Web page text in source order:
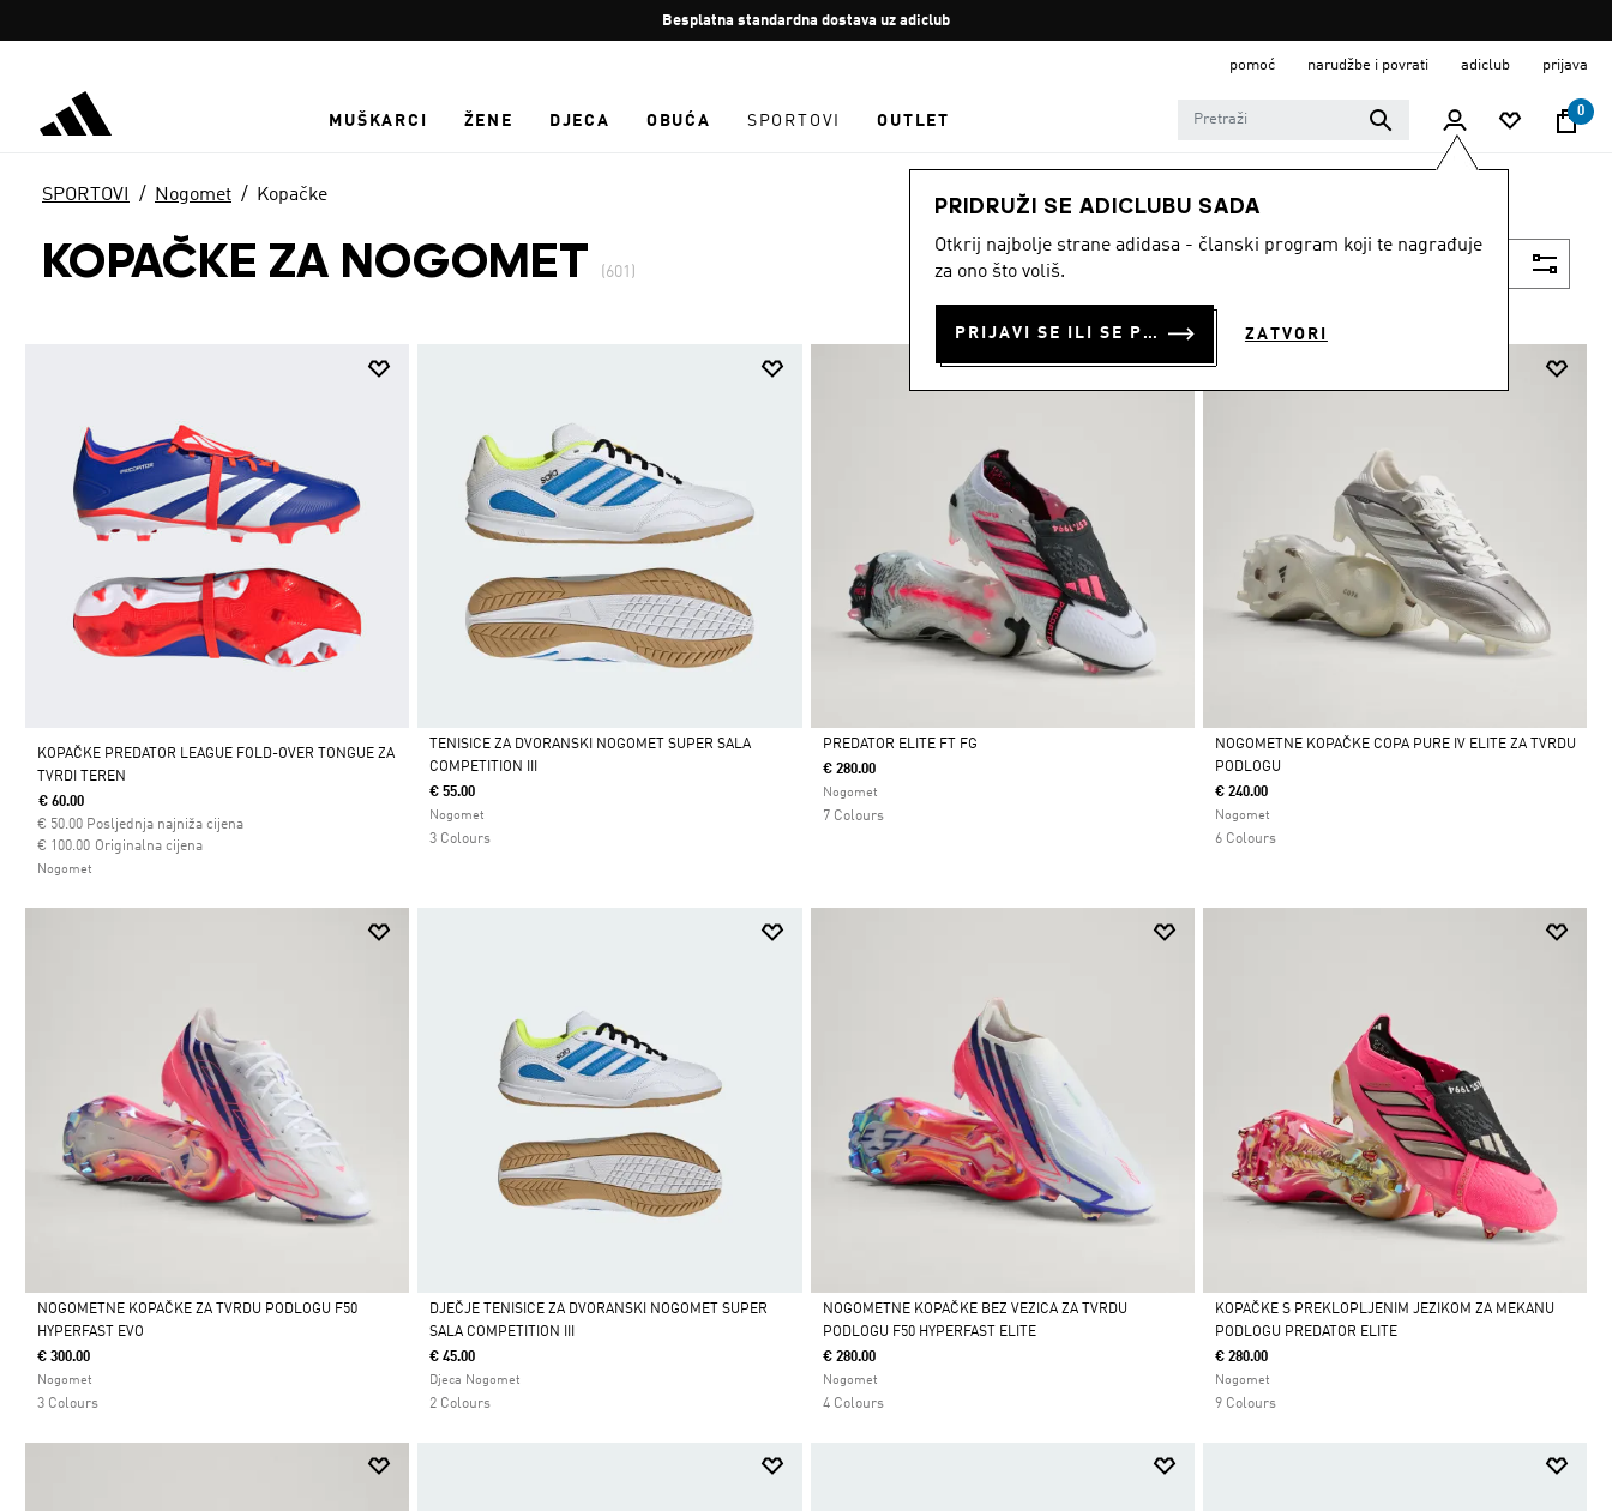
Zaustavi
rotaciju
Besplatan povrat
pomoć narudžbe i povrati adiclub prijava
MUŠKARCI ŽENE DJECA OBUĆA SPORTOVI OUTLET
0
PRIDRUŽI SE ADICLUBU SADA
Otkrij najbolje strane adidasa - članski program koji te nagrađuje
za ono što voliš.
PRIJAVI SE ILI SE PRIDRUŽI SADA ZATVORI
SPORTOVI Nogomet Kopačke
KOPAČKE ZA NOGOMET (601)
KOPAČKE PREDATOR LEAGUE FOLD-OVER TONGUE ZA
TVRDI TEREN
€ 60.00
€ 50.00 Posljednja najniža cijena
Originalna cijena
Cijena umanjena od
€ 100.00za
Nogomet
Da
TENISICE ZA DVORANSKI NOGOMET SUPER SALA
COMPETITION III
€ 55.00
Nogomet
3 Colours
Da
PREDATOR ELITE FT FG
€ 280.00
Nogomet
7 Colours
Da
NOGOMETNE KOPAČKE COPA PURE IV ELITE ZA TVRDU
PODLOGU
€ 240.00
Nogomet
6 Colours
Da
NOGOMETNE KOPAČKE ZA TVRDU PODLOGU F50
HYPERFAST EVO
€ 300.00
Nogomet
3 Colours
Da
DJEČJE TENISICE ZA DVORANSKI NOGOMET SUPER
SALA COMPETITION III
€ 45.00
Djeca Nogomet
2 Colours
Da
NOGOMETNE KOPAČKE BEZ VEZICA ZA TVRDU
PODLOGU F50 HYPERFAST ELITE
€ 280.00
Nogomet
4 Colours
Da
KOPAČKE S PREKLOPLJENIM JEZIKOM ZA MEKANU
PODLOGU PREDATOR ELITE
€ 280.00
Nogomet
9 Colours